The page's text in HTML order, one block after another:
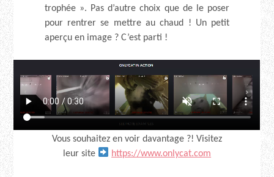
trophée ». Pas d’autre choix que de le poser
pour rentrer se mettre au chaud ! Un petit
aperçu en image ? C’est parti !
Vous souhaitez en voir davantage ?! Visitez
leur site
https://www.onlycat.com